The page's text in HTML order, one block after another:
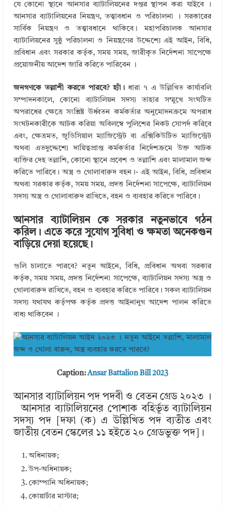
যে কোনো স্থানে আনসার ব্যাটালিয়নের দপ্তর স্থাপন করা যাইবে ।
আনসার ব্যাটালিয়নের নিয়ন্ত্রণ, তত্ত্বাবধান ও পরিচালনা । সরকারের
সার্বিক নিয়ন্ত্রণ ও তত্ত্বাবধানে থাকিবে। মহাপরিচালক আনসার
ব্যাটালিয়নের সুষ্ঠু পরিচালনা ও নিয়ন্ত্রণের উদ্দেশ্যে এই আইন, বিধি,
প্রবিধান এবং সরকার কর্তৃক, সময় সময়, জারীকৃত নির্দেশনা সাপেক্ষে
প্রয়োজনীয় আদেশ জারি করিতে পারিবেন ।
জনগণকে তল্লাশী করতে পারবে? হ্যাঁ। ধারা ৭ এ উল্লিখিত কার্যাবলি
সম্পাদনকালে, কোনো ব্যাটালিয়ন সদস্য তাহার সম্মুখে সংঘটিত
অপরাধের ক্ষেত্রে সংশ্লিষ্ট ঊর্ধ্বতন কর্মকর্তার অনুমোদনক্রমে অপরাধ
সংঘটনকারীকে আটক করিয়া অবিলম্বে পুলিশের নিকট সোপর্দ করিবে
এবং, ক্ষেত্রমত, জুডিসিয়াল ম্যাজিস্ট্রেট বা এক্সিকিউটিভ ম্যাজিস্ট্রেট
অথবা এতদুদ্দেশ্যে দায়িত্বপ্রাপ্ত কর্মকর্তার নির্দেশক্রমে উক্ত আটক
ব্যক্তির দেহ তল্লাশি, কোনো স্থানে প্রবেশ ও তল্লাশি এবং মালামাল জব্দ
করিতে পারিবে। অস্ত্র ও গোলাবারুদ বহন।- এই আইন, বিধি, প্রবিধান
অথবা সরকার কর্তৃক, সময় সময়, প্রদত্ত নির্দেশনা সাপেক্ষে, ব্যাটালিয়ন
সদস্য অস্ত্র ও গোলাবারুদ রাখিতে, বহন ও ব্যবহার করিতে পারিবে।
আনসার ব্যাটালিয়ন কে সরকার নতুনভাবে গঠন
করিল। এতে করে সুযোগ সুবিধা ও ক্ষমতা অনেকগুন
বাড়িয়ে দেয়া হয়েছে।
গুলি চালাতে পারবে? নতুন আইনে, বিধি, প্রবিধান অথবা সরকার
কর্তৃক, সময় সময়, প্রদত্ত নির্দেশনা সাপেক্ষে, ব্যাটালিয়ন সদস্য অস্ত্র ও
গোলাবারুদ রাখিতে, বহন ও ব্যবহার করিতে পারিবে। সকল ব্যাটালিয়ন
সদস্য যথাযথ কর্তৃপক্ষ কর্তৃক প্রদত্ত আইনানুগ আদেশ পালন করিতে
বাধ্য থাকিবেন ।
Caption:Ansar Battalion Bill 2023
আনসার ব্যাটালিয়ন পদ পদবী ও বেতন গ্রেড ২০২৩ ।
আনসার ব্যাটালিয়নের পোশাক বহির্ভূত ব্যাটালিয়ন
সদস্য পদ [দফা (ক) এ উল্লিখিত পদ ব্যতীত এবং
জাতীয় বেতন স্কেলের ১১ হইতে ২০ গ্রেডভুক্ত পদ]।
অধিনায়ক;
উপ-অধিনায়ক;
কোম্পানি অধিনায়ক;
কোয়ার্টার মাস্টার;